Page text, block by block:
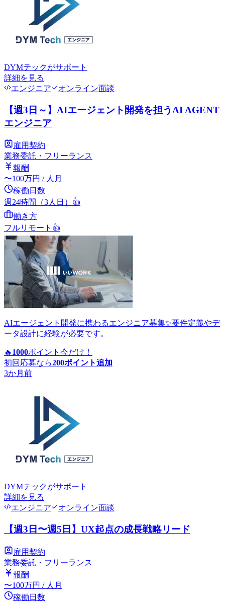
DYMテックがサポート
詳細を見る
エンジニア
オンライン面談
【週3日～】AIエージェント開発を担うAI AGENT
エンジニア
雇用契約
業務委託・フリーランス
報酬
〜100万円 / 人月
稼働日数
週24時間（3人日） 👍
働き方
フルリモート 👍
AIエージェント開発に携わるエンジニア募集✨要件定義やデ
ータ設計に経験が必要です。
🔥 1000ポイント 今だけ！
初回応募なら200ポイント追加
3か月前
DYMテックがサポート
詳細を見る
エンジニア
オンライン面談
【週3日〜週5日】UX起点の成長戦略リード
雇用契約
業務委託・フリーランス
報酬
〜100万円 / 人月
稼働日数